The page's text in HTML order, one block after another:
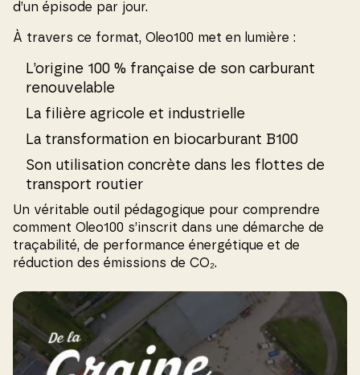
d’un épisode par jour.
À travers ce format, Oleo100 met en lumière :
L’origine 100 % française de son carburant
renouvelable
La filière agricole et industrielle
La transformation en biocarburant B100
Son utilisation concrète dans les flottes de
transport routier
Un véritable outil pédagogique pour comprendre
comment Oleo100 s’inscrit dans une démarche de
traçabilité, de performance énergétique et de
réduction des émissions de CO₂.